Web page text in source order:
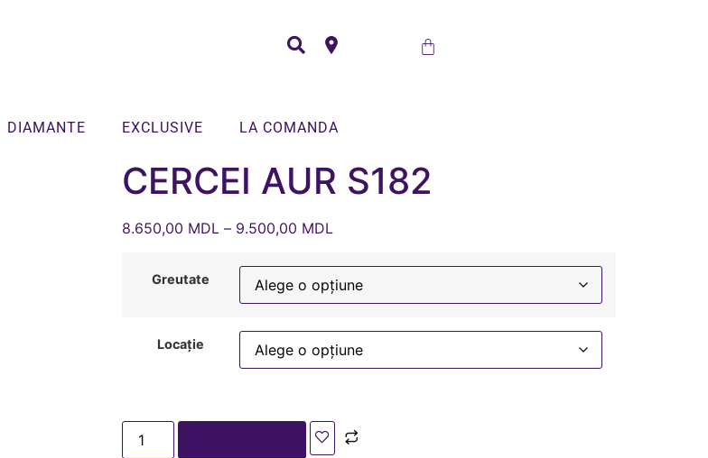
DIAMANTE EXCLUSIVE LA COMANDA
CERCEI AUR S182
8.650,00 MDL – 9.500,00 MDL
Greutate
Locație